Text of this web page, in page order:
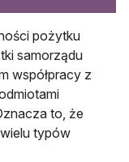
pożytku
samorządu
współpracy z
to, że
typów